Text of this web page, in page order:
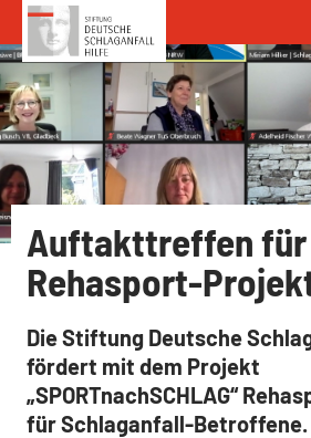
Zum Inhalt springen
Auftakttreffen für
Rehasport-
Die Stiftung Deutsche
fördert mit dem Projekt
„SPORTnachSCHLAG“
für Schlaganfall-Betroffene.